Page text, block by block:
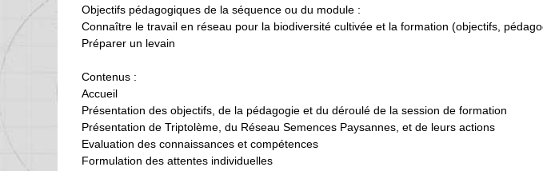
Objectifs pédagogiques de la séquence ou du module :
Connaître le travail en réseau pour la biodiversité cultivée et la formation (objectifs,
Préparer un levain
Contenus :
Accueil
Présentation des objectifs, de la pédagogie et du déroulé de la session de formation
Présentation de Triptolème, du Réseau Semences Paysannes, et de leurs actions
Evaluation des connaissances et compétences
Formulation des attentes individuelles